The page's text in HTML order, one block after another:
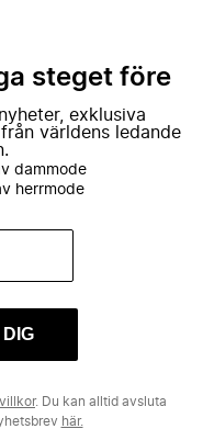
steget före
exklusiva
världens ledande
dammode
herrmode
villkor. Du kan alltid avsluta
här.